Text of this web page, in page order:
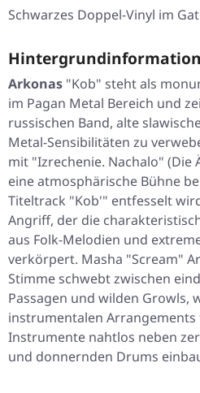
Schwarzes Doppel-Vinyl im
Arkonas "Kob" steht als
im Pagan Metal Bereich und
russischen Band, alte
Metal-Sensibilitäten zu
mit "Izrechenie. Nachalo" (Die
eine atmosphärische Bühne
Titeltrack "Kob'" entfesselt
Angriff, der die
aus Folk-Melodien und
verkörpert. Masha "Scream"
Stimme schwebt zwischen
Passagen und wilden Growls,
instrumentalen
Instrumente nahtlos neben
und donnernden Drums